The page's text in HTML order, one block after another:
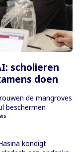
scholieren
doen
de mangroves
beschermen
kondigt